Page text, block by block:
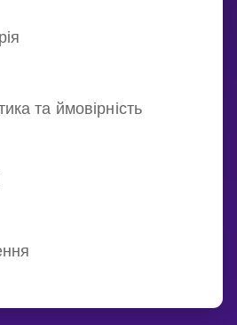
та ймовірність